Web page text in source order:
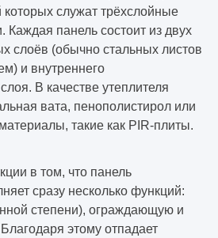
служат трёхслойные
Каждая панель состоит из двух
слоёв (обычно стальных листов
и внутреннего
В качестве утеплителя
вата, пенополистирол или
такие как PIR-плиты.
в том, что панель
сразу несколько функций:
степени), ограждающую и
этому отпадает